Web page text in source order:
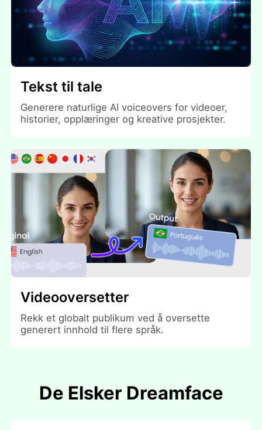
Tekst til tale
Generere naturlige AI voiceovers for videoer,
historier, opplæringer og kreative prosjekter.
Videooversetter
Rekk et globalt publikum ved å oversette
generert innhold til flere språk.
De Elsker Dreamface